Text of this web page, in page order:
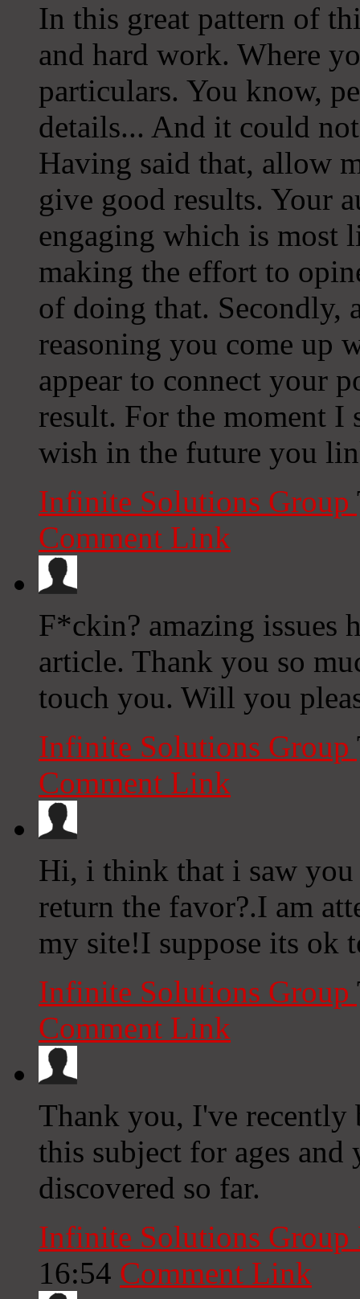
In this great pattern of
and hard work. Where
particulars. You know,
details... And it could
Having said that, allow
give good results. Your
engaging which is most
making the effort to
of doing that. Secondly,
reasoning you come up
appear to connect your
result. For the moment I
wish in the future you
Infinite Solutions Group
Comment Link
F*ckin? amazing issues
article. Thank you so
touch you. Will you
Infinite Solutions Group
Comment Link
Hi, i think that i saw
return the favor?.I am
my site!I suppose its ok
Infinite Solutions Group
Comment Link
Thank you, I've recently
this subject for ages and
discovered so far.
Infinite Solutions
16:54 Comment Link